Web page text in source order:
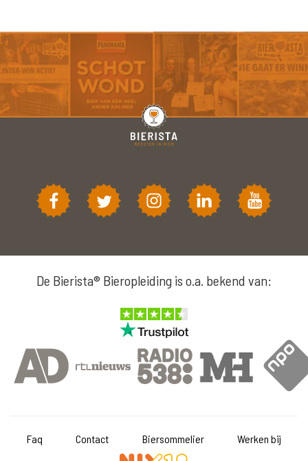
De Bierista® Bieropleiding is o.a. bekend van:
Faq Contact Biersommelier Werken bij